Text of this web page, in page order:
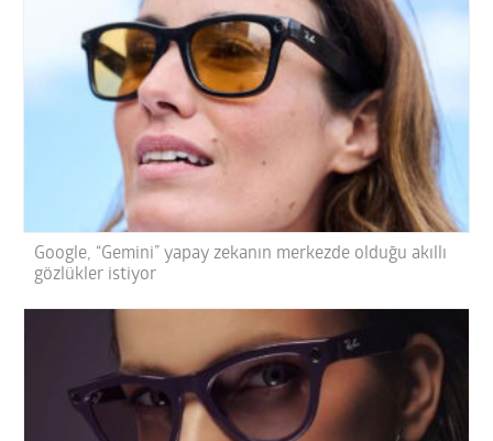
Google, “Gemini” yapay zekanın merkezde olduğu akıllı
gözlükler istiyor